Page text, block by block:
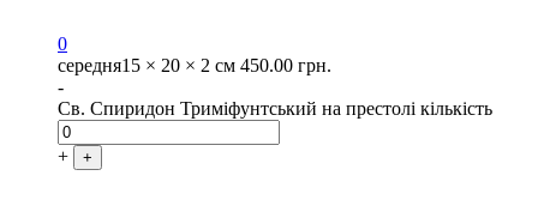
0
середня15 × 20 × 2 см 450.00 грн.
-
Св. Спиридон Триміфунтський на престолі кількість
+ +